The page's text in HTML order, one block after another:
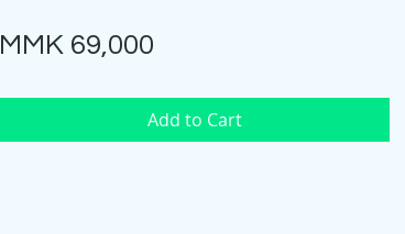
MMK 69,000
Add to Cart